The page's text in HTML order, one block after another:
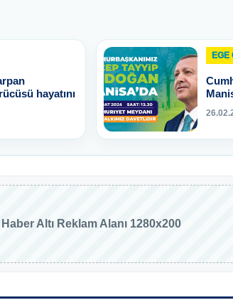
hayatını
EGE
Haber Altı Reklam Alanı 1280x200